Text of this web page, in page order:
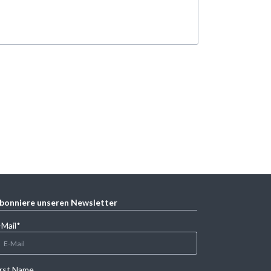
unseren Newsletter
*